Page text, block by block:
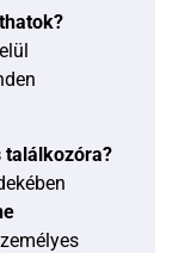
találkozóra?